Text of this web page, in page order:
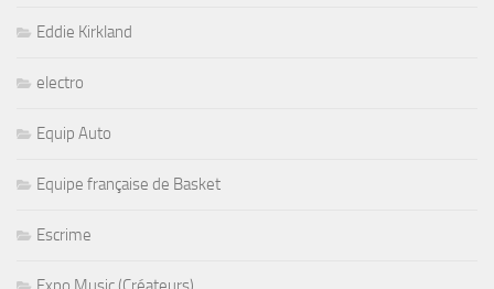
Eddie Kirkland
electro
Equip Auto
Equipe française de Basket
Escrime